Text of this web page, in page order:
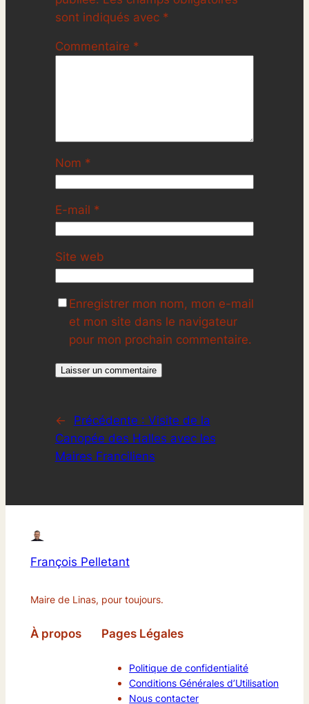
sont indiqués avec *
Commentaire *
Nom *
E-mail *
Site web
Enregistrer mon nom, mon e-mail
et mon site dans le navigateur
pour mon prochain commentaire.
← Précédente : Visite de la
Canopée des Halles avec les
Maires Franciliens
François Pelletant
Maire de Linas, pour toujours.
À propos Pages Légales
Politique de confidentialité
Conditions Générales d’Utilisation
Nous contacter